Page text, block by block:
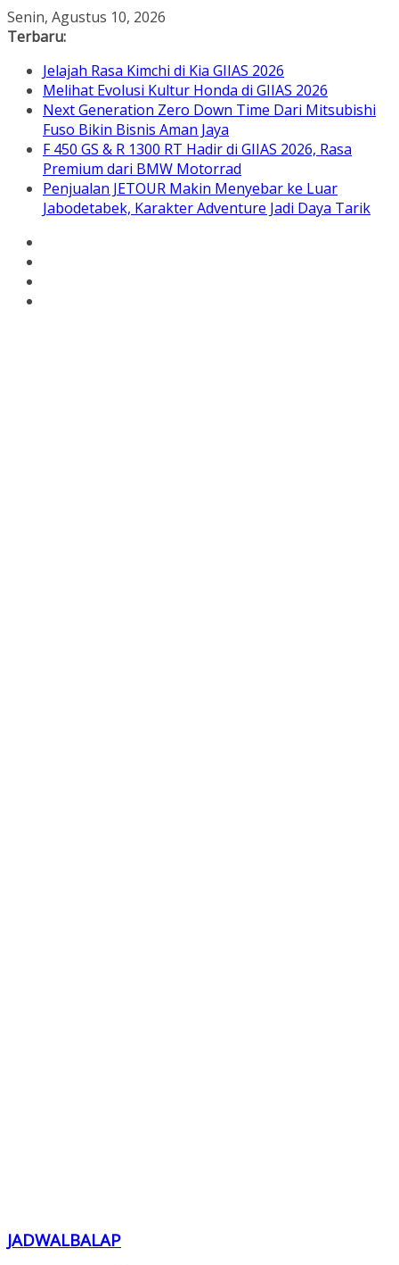
Skip
to
Senin, Agustus 10, 2026
Terbaru:
Jelajah Rasa Kimchi di Kia GIIAS 2026
Melihat Evolusi Kultur Honda di GIIAS 2026
Next Generation Zero Down Time Dari Mitsubishi
Fuso Bikin Bisnis Aman Jaya
F 450 GS & R 1300 RT Hadir di GIIAS 2026, Rasa
Premium dari BMW Motorrad
Penjualan JETOUR Makin Menyebar ke Luar
Jabodetabek, Karakter Adventure Jadi Daya Tarik
JADWALBALAP